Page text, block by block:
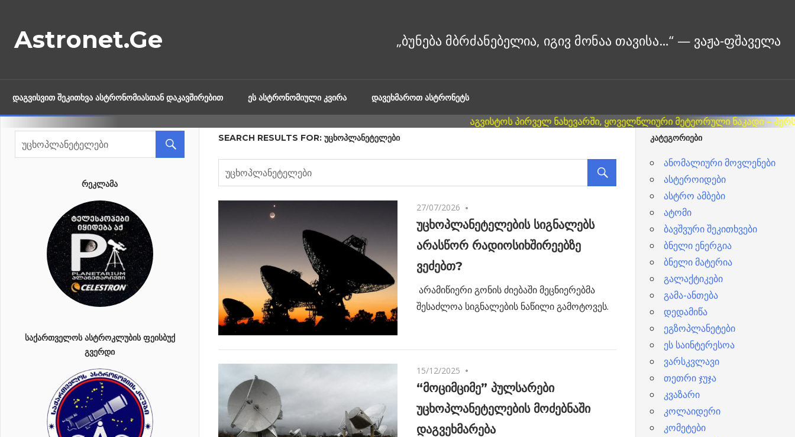
content
Astronet.Ge
ᲓᲐᲒᲕᲘᲡᲕᲘᲗ ᲨᲔᲙᲘᲗᲮᲕᲐ ᲐᲡᲢᲠᲝᲜᲝᲛᲘᲐᲡᲗᲐᲜ ᲓᲐᲙᲐᲕᲨᲘᲠᲔᲑᲘᲗ ᲔᲡ ᲐᲡᲢᲠᲝᲜᲝᲛᲘᲣᲚᲘ ᲙᲕᲘᲠᲐ ᲓᲐᲕᲔᲮᲛᲐᲠᲝᲗ ᲐᲡᲢᲠᲝᲜᲔᲢᲡ
SEARCH RESULTS FOR: ᲣᲪᲮᲝᲞᲚᲐᲜᲔᲢᲔᲚᲔᲑᲘ
27/07/2026
უცხოპლანეტელების სიგნალებს
არასწორ რადიოსიხშირეებზე
ვეძებთ?
არამიწიერი გონის ძიებაში მეცნიერებმა
შესაძლოა სიგნალების ნაწილი გამოტოვეს.
15/12/2025
“მოციმციმე” პულსარები
უცხოპლანეტელების მოძებნაში
დაგვეხმარება
ᲠᲔᲙᲚᲐᲛᲐ
ᲡᲐᲥᲐᲠᲗᲕᲔᲚᲝᲡ ᲐᲡᲢᲠᲝᲙᲚᲣᲑᲘᲡ ᲤᲔᲘᲡᲑᲣᲥ
ᲒᲕᲔᲠᲓᲘ
ᲙᲐᲢᲔᲒᲝᲠᲘᲔᲑᲘ
ანომალიური მოვლენები
ასტეროიდები
ასტრო ამბები
ატომი
ბავშვური შეკითხვები
ბნელი ენერგია
ბნელი მატერია
გალაქტიკები
გამა-ანთება
დედამიწა
ეგზოპლანეტები
ეს საინტერესოა
ვარსკვლავი
თეთრი ჯუჯა
კვაზარი
კოლაიდერი
კომეტები